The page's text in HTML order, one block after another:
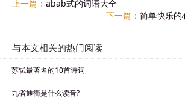
上一篇： abab式的词语大全
下一篇： 简单快乐的
与本文相关的热门阅读
苏轼最著名的10首诗词
九省通衢是什么读音?